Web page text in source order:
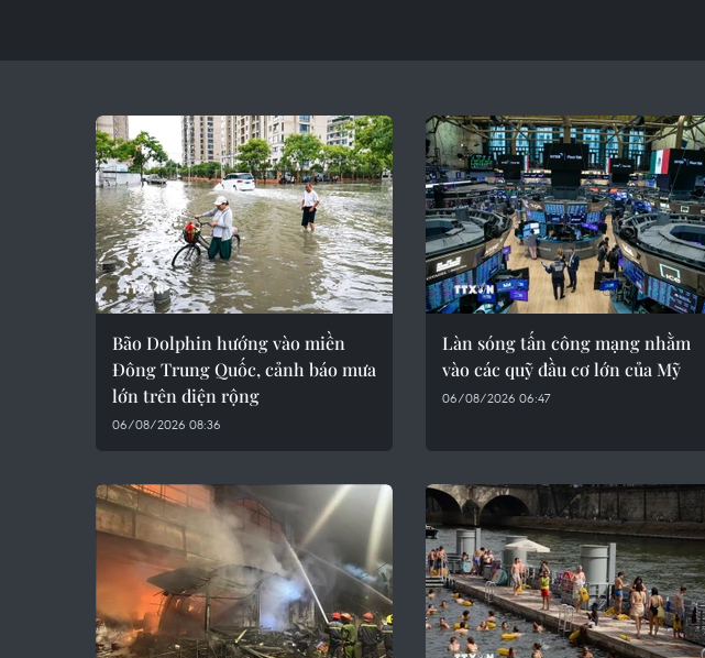
Bão Dolphin hướng vào miền
Đông Trung Quốc, cảnh báo mưa
lớn trên diện rộng
06/08/2026 08:36
Làn sóng tấn công mạng nhằm
vào các quỹ đầu cơ lớn của Mỹ
06/08/2026 06:47